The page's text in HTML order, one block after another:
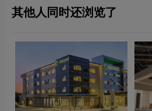
其他人同时还浏览了